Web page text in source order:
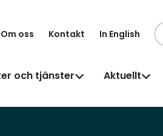
Om oss Kontakt In English
och tjänster Aktuellt